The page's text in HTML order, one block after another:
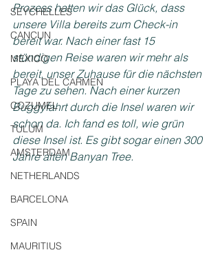
SEYCHELLES
CANCUN
MEXICO
PLAYA DEL CARMEN
COZUMEL
TULUM
AMSTERDAM
NETHERLANDS
BARCELONA
SPAIN
MAURITIUS
Prozess hatten wir das Glück, dass
unsere Villa bereits zum Check-in
bereit war. Nach einer fast 15
stündigen Reise waren wir mehr als
bereit, unser Zuhause für die nächsten
Tage zu sehen. Nach einer kurzen
Buggyfahrt durch die Insel waren wir
schon da. Ich fand es toll, wie grün
diese Insel ist. Es gibt sogar einen 300
Jahre alten Banyan Tree.